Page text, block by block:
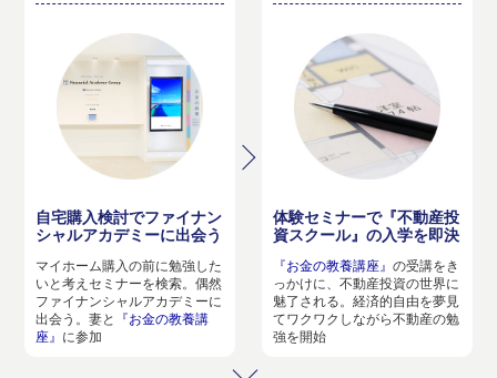
自宅購入検討でファイナン
シャルアカデミーに出会う
マイホーム購入の前に勉強した
いと考えセミナーを検索。偶然
ファイナンシャルアカデミーに
出会う。妻と 『お金の教養講
座』 に参加
体験セミナーで『不動産投
資スクール』の入学を即決
『お金の教養講座』の受講をき
っかけに、不動産投資の世界に
魅了される。経済的自由を夢見
てワクワクしながら不動産の勉
強を開始